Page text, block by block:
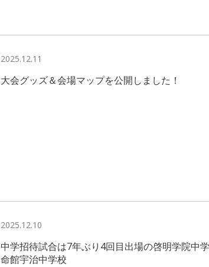
2025.12.11
大会グッズ＆会場マップを公開しました！
2025.12.10
中学招待試合は7年ぶり4回目出場の啓明学院中
命館宇治中学校